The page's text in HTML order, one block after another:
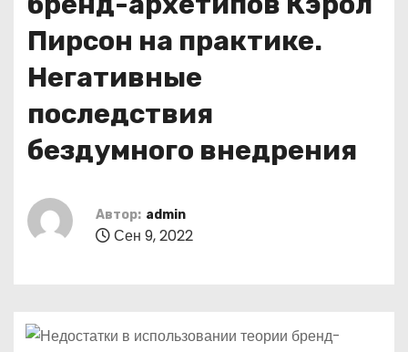
Пирсон на практике.
Негативные
последствия
бездумного внедрения
Автор: admin
Сен 9, 2022